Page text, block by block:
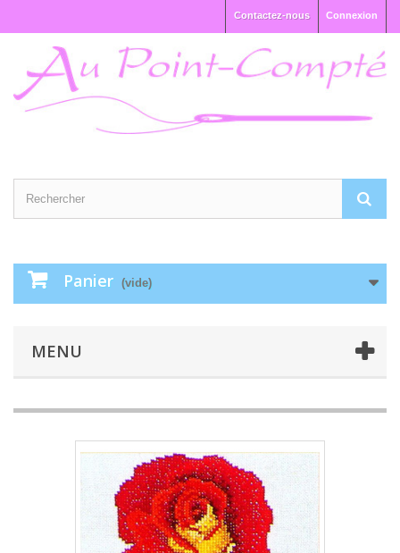
Connexion
Contactez-nous
Panier (vide)
MENU